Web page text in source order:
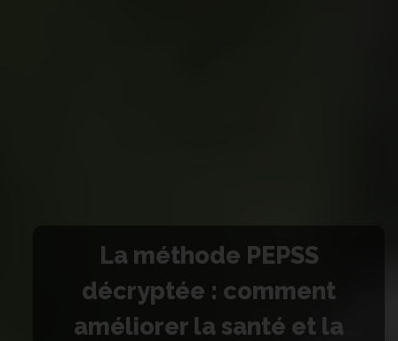
La méthode PEPSS
décryptée : comment
améliorer la santé et la